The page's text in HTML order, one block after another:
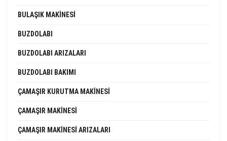
BULAŞIK MAKINESI
BUZDOLABI
BUZDOLABI ARIZALARI
BUZDOLABI BAKIMI
ÇAMAŞIR KURUTMA MAKINESI
ÇAMAŞIR MAKINESI
ÇAMAŞIR MAKINESI ARIZALARI